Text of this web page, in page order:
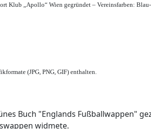
Klub „Apollo“ Wien gegründet – Vereinsfarben:
(JPG, PNG, GIF) enthalten.
Buch "Englands Fußballwappen"
widmete.